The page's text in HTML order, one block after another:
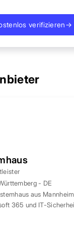
verifizieren→
- DE
aus
365 und IT-